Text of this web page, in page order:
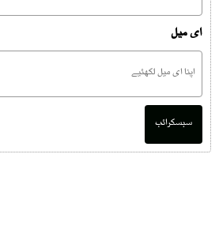
ای میل
سبسکرائب